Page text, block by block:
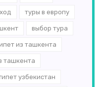
туры в европу
выбор тура
из ташкента
ташкента
узбекистан